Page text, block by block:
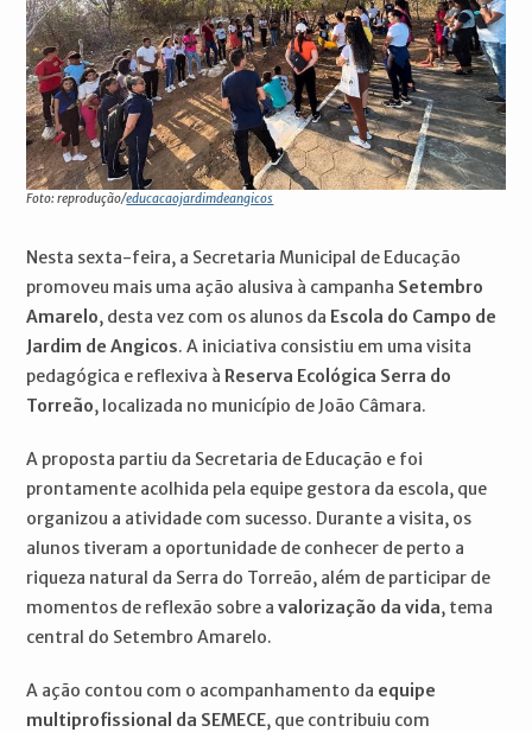
Foto: reprodução/educacaojardimdeangicos
Nesta sexta-feira, a Secretaria Municipal de Educação
promoveu mais uma ação alusiva à campanha Setembro
Amarelo, desta vez com os alunos da Escola do Campo de
Jardim de Angicos. A iniciativa consistiu em uma visita
pedagógica e reflexiva à Reserva Ecológica Serra do
Torreão, localizada no município de João Câmara.
A proposta partiu da Secretaria de Educação e foi
prontamente acolhida pela equipe gestora da escola, que
organizou a atividade com sucesso. Durante a visita, os
alunos tiveram a oportunidade de conhecer de perto a
riqueza natural da Serra do Torreão, além de participar de
momentos de reflexão sobre avalorização da vida, tema
central do Setembro Amarelo.
A ação contou com o acompanhamento da equipe
multiprofissional da SEMECE, que contribuiu com